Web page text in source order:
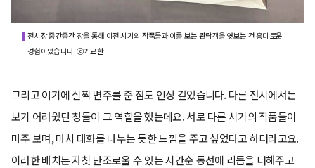
전시장 중간중간 창을 통해 이전 시기의 작품들과 이를 보는 관람객을 엿보는 건 흥미로운
경험이었습니다 ⓒ기묘한
그리고 여기에 살짝 변주를 준 점도 인상 깊었습니다. 다른 전시에서는
보기 어려웠던 창들이 그 역할을 했는데요. 서로 다른 시기의 작품들이
마주 보며, 마치 대화를 나누는 듯한 느낌을 주고 싶었다고 하더라고요.
이러한 배치는 자칫 단조로울 수 있는 시간순 동선에 리듬을 더해주고